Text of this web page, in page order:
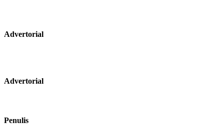
Advertorial
Advertorial
Penulis